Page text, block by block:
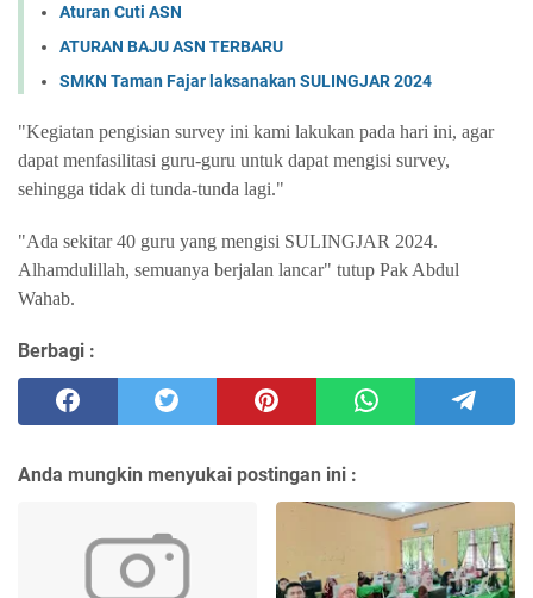
Aturan Cuti ASN
ATURAN BAJU ASN TERBARU
SMKN Taman Fajar laksanakan SULINGJAR 2024
"Kegiatan pengisian survey ini kami lakukan pada hari ini, agar
dapat menfasilitasi guru-guru untuk dapat mengisi survey,
sehingga tidak di tunda-tunda lagi."
"Ada sekitar 40 guru yang mengisi SULINGJAR 2024.
Alhamdulillah, semuanya berjalan lancar" tutup Pak Abdul
Wahab.
Berbagi :
Anda mungkin menyukai postingan ini :